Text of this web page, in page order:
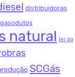
distribuidoras
gasodutos
natural lei do
SCGás